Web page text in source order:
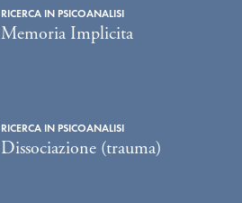
RICERCA IN PSICOANALISI
Memoria Implicita
RICERCA IN PSICOANALISI
Dissociazione (trauma)